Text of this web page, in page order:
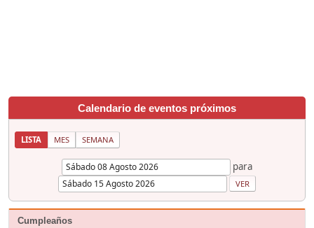
Calendario de eventos próximos
LISTA MES SEMANA
para
Cumpleaños